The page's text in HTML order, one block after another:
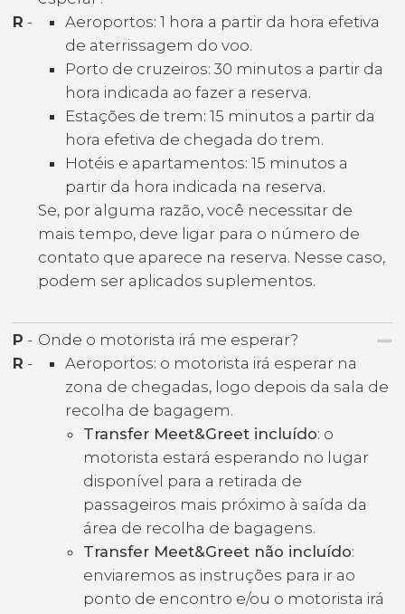
R -
Aeroportos: 1 hora a partir da hora efetiva
de aterrissagem do voo.
Porto de cruzeiros: 30 minutos a partir da
hora indicada ao fazer a reserva.
Estações de trem: 15 minutos a partir da
hora efetiva de chegada do trem.
Hotéis e apartamentos: 15 minutos a
partir da hora indicada na reserva.
Se, por alguma razão, você necessitar de
mais tempo, deve ligar para o número de
contato que aparece na reserva. Nesse caso,
podem ser aplicados suplementos.
P - Onde o motorista irá me esperar?
R -
Aeroportos: o motorista irá esperar na
zona de chegadas, logo depois da sala de
recolha de bagagem.
Transfer Meet&Greet incluído: o
motorista estará esperando no lugar
disponível para a retirada de
passageiros mais próximo à saída da
área de recolha de bagagens.
Transfer Meet&Greet não incluído:
enviaremos as instruções para ir ao
ponto de encontro e/ou o motorista irá